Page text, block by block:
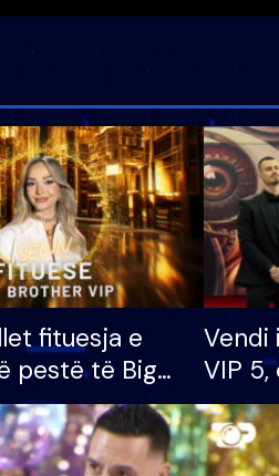
fituesja e
pestë të Big
rrëmben
prej 100
Vendi
VIP